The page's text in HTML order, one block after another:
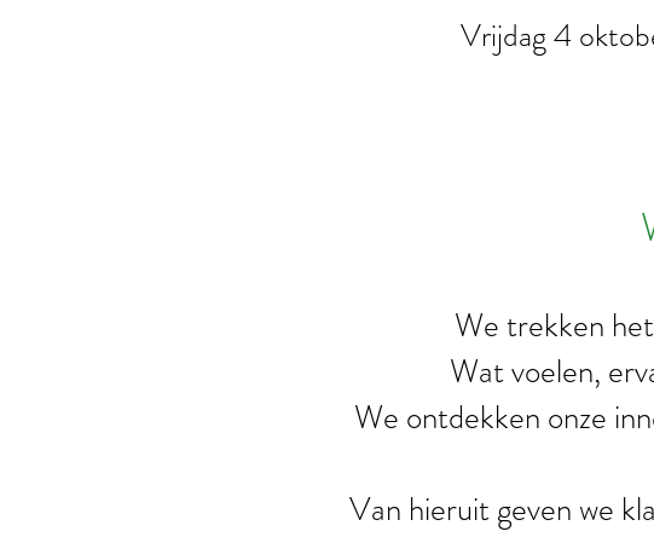
Vrijdag 4
We trekken
Wat voelen,
We ontdekken onze
Van hieruit geven we